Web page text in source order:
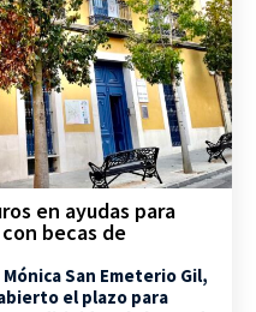
en ayudas para
becas de
San Emeterio Gil,
el plazo para